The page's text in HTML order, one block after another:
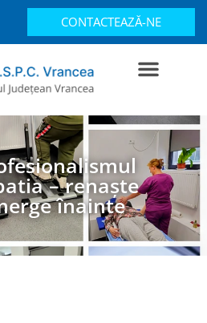
CONTACTEAZĂ-NE
– renaște
înainte